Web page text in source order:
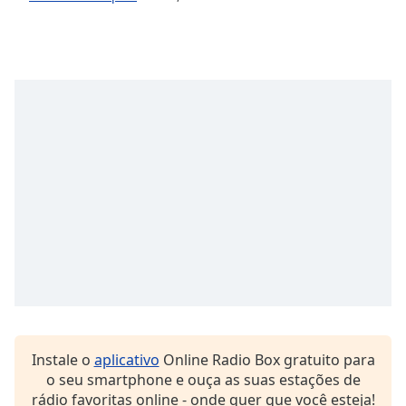
Edge
StyleInstale o aplicativo Online Radio Box gratuito para
o seu smartphone e ouça as suas estações de
rádio favoritas online - onde quer que você esteja!